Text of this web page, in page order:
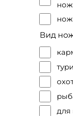
Вид
для